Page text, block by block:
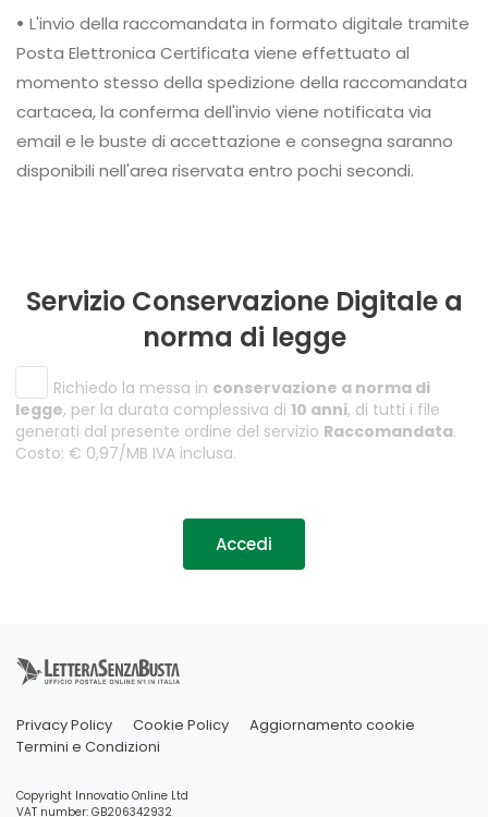
• L'invio della raccomandata in formato digitale tramite
Posta Elettronica Certificata viene effettuato al
momento stesso della spedizione della raccomandata
cartacea, la conferma dell'invio viene notificata via
email e le buste di accettazione e consegna saranno
disponibili nell'area riservata entro pochi secondi.
Servizio Conservazione Digitale a
norma di legge
Richiedo la messa in conservazione a norma di
legge, per la durata complessiva di 10 anni, di tutti i file
generati dal presente ordine del servizio Raccomandata.
Costo: € 0,97/MB IVA inclusa.
Accedi
Privacy Policy Cookie Policy
Aggiornamento cookie
Termini e Condizioni
Copyright Innovatio Online Ltd
VAT number: GB206342932